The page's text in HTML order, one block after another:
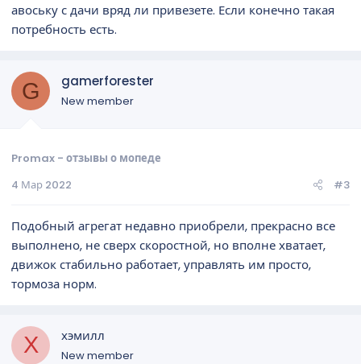
авоську с дачи вряд ли привезете. Если конечно такая
потребность есть.
G gamerforester
New member
Promax - отзывы о мопеде
4 Мар 2022
#3
Подобный агрегат недавно приобрели, прекрасно все
выполнено, не сверх скоростной, но вполне хватает,
движок стабильно работает, управлять им просто,
тормоза норм.
Х хэмилл
New member